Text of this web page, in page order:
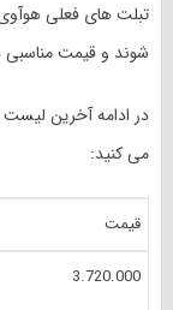
تبلت های فعلی
شوند و قیمت مناسبی
در ادامه آخرین
می کنید:
قیمت
3.720.000